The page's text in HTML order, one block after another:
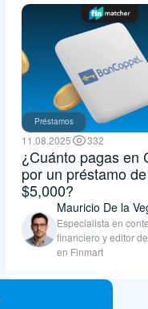
Préstamos
11.08.2025 332
¿Cuánto pagas en
por un préstamo de
$5,000?
Mauricio De la
Especialista en
financiero y editor
en Finmart